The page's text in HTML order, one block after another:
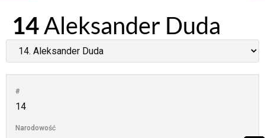
14Aleksander Duda
#
14
Narodowość